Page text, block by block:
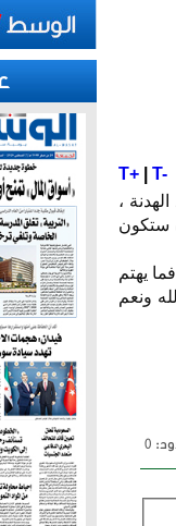
T+| T-
تنفيذ الهدنة ،
ستكون
يهتم
ونعم
0